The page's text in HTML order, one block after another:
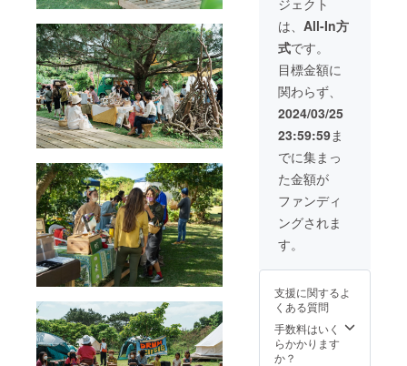
はお選
びいた
だけま
せん。
・こち
らのリ
ターン
は、当
日会場
にてお
渡しと
なりま
す。 ・
当日、
会場に
お越し
合、ま
た郵送
をご希
望の場
合は着
スタ オ
リジナ
ツ〟で
す。支
援額に
応じて
記載す
るお名
前の大
きさが
異なり
ます。
支援
時、必
ず備考
望され
るお名
前をご
記入く
ださい
（ひら
す。 ・
「お名
前入り
特製T
シャ
ツ」と
は、出
店され
リュワ
リー様
とご支
援いた
だいた
方のお
名前を
ぱいビ
アフェ
スタ オ
リジナ
ルTシャ
ツ〟で
（３，
０００
円相
当） お
名前入
り（特
大）特
製Tシャ
ツ
HOTEL
LOCAL
BASE
クーポ
ン券
（３月
３０日
いただ
いた全
てのお
客様
は、会
場時間
㎜×254
㎜） ・
オリジ
ナルリ
ユース
カップ
（440m
l、88㎜
×117㎜
×59㎜）
・場内
案内
図）
（A4用
紙） ス
テッ
ル券×２
（３，
０００
円相
当） お
名前入
は、 All-In方
式です。
目標金額に
関わらず、
2024/03/25
23:59:59ま
でに集まっ
た金額が
ファンディ
ングされま
す。
支援に関するよ
くある質問
手数料はいく
らかかります
か？